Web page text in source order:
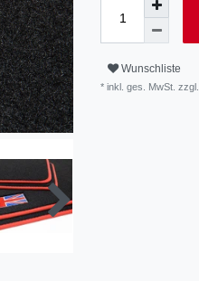
Wunschliste
* inkl. ges. MwSt. zzgl.